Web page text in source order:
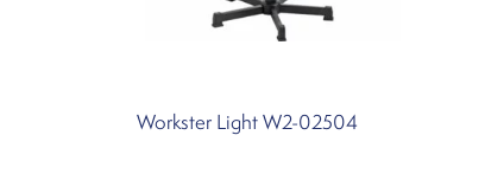
Workster Light W2-02504